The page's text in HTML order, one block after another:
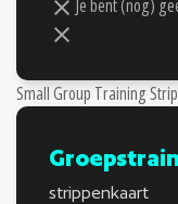
Je bent (nog)
Small Group Training
strippenkaart